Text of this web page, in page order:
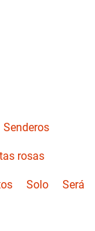
Senderos
rosas
Solo Será